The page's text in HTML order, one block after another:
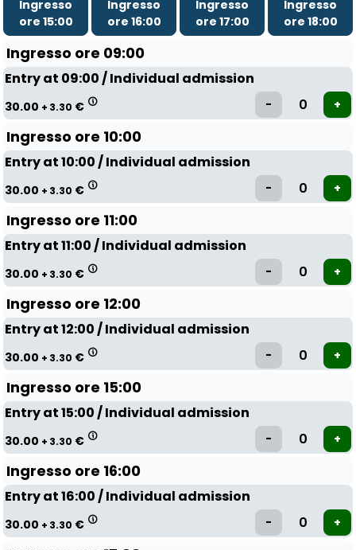
Ingresso
ore 15:00
Ingresso
ore 16:00
Ingresso
ore 17:00
Ingresso
ore 18:00
Ingresso ore 09:00
Entry at 09:00 / Individual admission
30.00 + 3.30 €
Ingresso ore 10:00
Entry at 10:00 / Individual admission
30.00 + 3.30 €
Ingresso ore 11:00
Entry at 11:00 / Individual admission
30.00 + 3.30 €
Ingresso ore 12:00
Entry at 12:00 / Individual admission
30.00 + 3.30 €
Ingresso ore 15:00
Entry at 15:00 / Individual admission
30.00 + 3.30 €
Ingresso ore 16:00
Entry at 16:00 / Individual admission
30.00 + 3.30 €